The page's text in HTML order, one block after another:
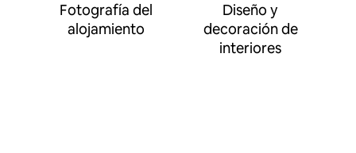
Fotografía del
alojamiento
Diseño y
decoración de
interiores